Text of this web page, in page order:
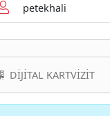
petekhali
DIJITAL KARTVIZIT